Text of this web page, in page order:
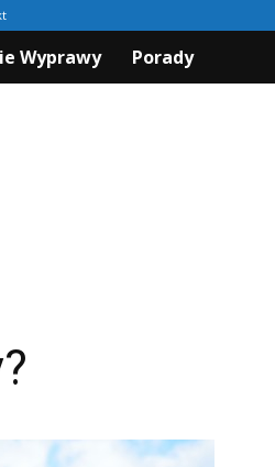
Wyprawy Porady